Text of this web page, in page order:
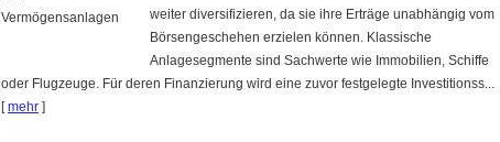
weiter diversifizieren, da sie ihre Erträge unabhängig vom
Börsengeschehen erzielen können. Klassische
Anlagesegmente sind Sachwerte wie Immobilien, Schiffe
oder Flugzeuge. Für deren Finanzierung wird eine zuvor festgelegte Investitionss...
[mehr ]